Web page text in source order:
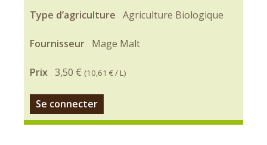
Type d’agriculture Agriculture Biologique
Fournisseur Mage Malt
Prix 3,50 € (10,61 €/ L)
Se connecter